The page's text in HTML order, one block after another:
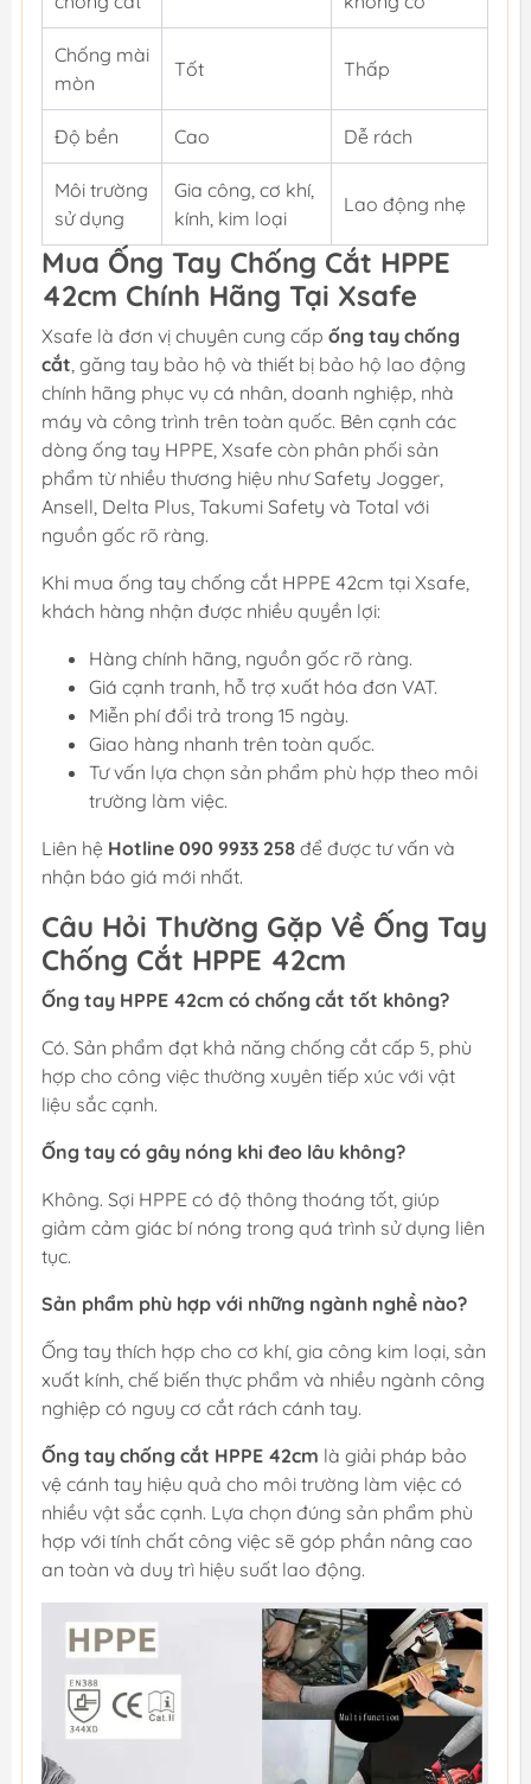
Chống mài
mòn
Tốt Thấp
Độ bền Cao Dễ rách
Môi trường
sử dụng
Gia công, cơ khí,
kính, kim loại
Lao động nhẹ
Mua Ống Tay Chống Cắt HPPE
42cm Chính Hãng Tại Xsafe
Xsafe là đơn vị chuyên cung cấp ống tay chống
cắt , găng tay bảo hộ và thiết bị bảo hộ lao động
chính hãng phục vụ cá nhân, doanh nghiệp, nhà
máy và công trình trên toàn quốc. Bên cạnh các
dòng ống tay HPPE, Xsafe còn phân phối sản
phẩm từ nhiều thương hiệu như Safety Jogger,
Ansell, Delta Plus, Takumi Safety và Total với
nguồn gốc rõ ràng.
Khi mua ống tay chống cắt HPPE 42cm tại Xsafe,
khách hàng nhận được nhiều quyền lợi:
Hàng chính hãng, nguồn gốc rõ ràng.
Giá cạnh tranh, hỗ trợ xuất hóa đơn VAT.
Miễn phí đổi trả trong 15 ngày.
Giao hàng nhanh trên toàn quốc.
Tư vấn lựa chọn sản phẩm phù hợp theo môi
trường làm việc.
Liên hệ Hotline 090 9933 258 để được tư vấn và
nhận báo giá mới nhất.
Câu Hỏi Thường Gặp Về Ống Tay
Chống Cắt HPPE 42cm
Ống tay HPPE 42cm có chống cắt tốt không?
Có. Sản phẩm đạt khả năng chống cắt cấp 5, phù
hợp cho công việc thường xuyên tiếp xúc với vật
liệu sắc cạnh.
Ống tay có gây nóng khi đeo lâu không?
Không. Sợi HPPE có độ thông thoáng tốt, giúp
giảm cảm giác bí nóng trong quá trình sử dụng liên
tục.
Sản phẩm phù hợp với những ngành nghề nào?
Ống tay thích hợp cho cơ khí, gia công kim loại, sản
xuất kính, chế biến thực phẩm và nhiều ngành công
nghiệp có nguy cơ cắt rách cánh tay.
Ống tay chống cắt HPPE 42cm là giải pháp bảo
vệ cánh tay hiệu quả cho môi trường làm việc có
nhiều vật sắc cạnh. Lựa chọn đúng sản phẩm phù
hợp với tính chất công việc sẽ góp phần nâng cao
an toàn và duy trì hiệu suất lao động.